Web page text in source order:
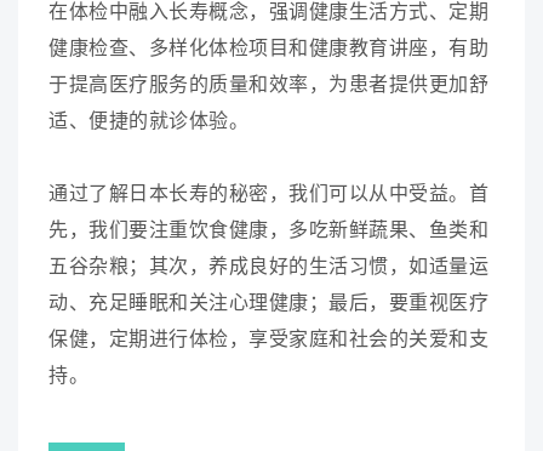
在体检中融入长寿概念，强调健康生活方式、定期
健康检查、多样化体检项目和健康教育讲座，有助
于提高医疗服务的质量和效率，为患者提供更加舒
适、便捷的就诊体验。
通过了解日本长寿的秘密，我们可以从中受益。首
先，我们要注重饮食健康，多吃新鲜蔬果、鱼类和
五谷杂粮；其次，养成良好的生活习惯，如适量运
动、充足睡眠和关注心理健康；最后，要重视医疗
保健，定期进行体检，享受家庭和社会的关爱和支
持。